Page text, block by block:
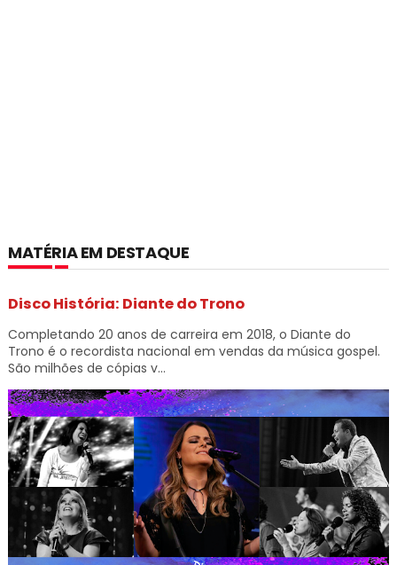
MATÉRIA EM DESTAQUE
Disco História: Diante do Trono
Completando 20 anos de carreira em 2018, o Diante do
Trono é o recordista nacional em vendas da música gospel.
São milhões de cópias v...